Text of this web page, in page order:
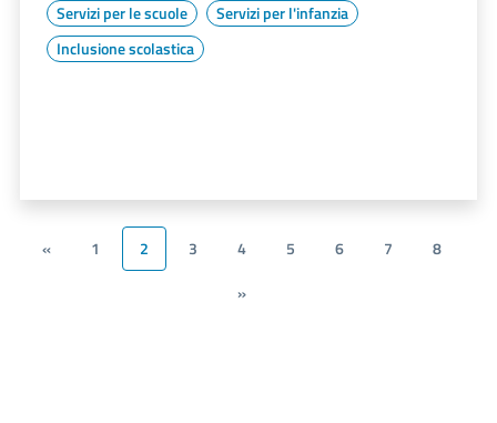
Servizi per le scuole
Servizi per l'infanzia
Inclusione scolastica
« 1 2 3 4 5 6 7
8
»